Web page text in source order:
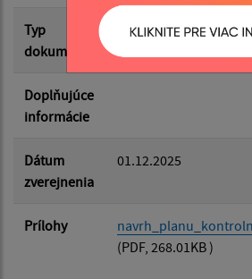
Typ
dokumentu
Vyhlásenia /
Doplňujúce
informácie
Dátum
zverejnenia
01.12.2025
Prílohy
(PDF, 268.01KB )